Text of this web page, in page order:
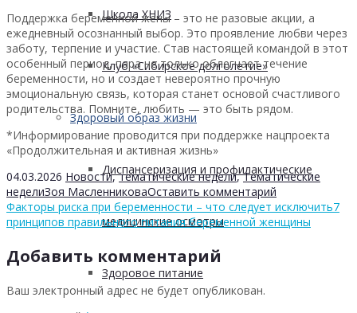
Школа ХНИЗ
Клуб «Сибирское долголетие»
Здоровый образ жизни
Диспансеризация и профилактические
медицинские осмотры
Здоровое питание
Поддержка беременной жены – это не разовые акции, а
ежедневный осознанный выбор. Это проявление любви через
заботу, терпение и участие. Став настоящей командой в этот
особенный период, пара не только облегчает течение
беременности, но и создает невероятно прочную
эмоциональную связь, которая станет основой счастливого
родительства. Помните, любить — это быть рядом.
*Информирование проводится при поддержке нацпроекта
«Продолжительная и активная жизнь»
04.03.2026 Новости,тематические недели,Тематические
неделиЗоя МасленниковаОставить комментарий
Факторы риска при беременности – что следует исключить7
принципов правильного питания беременной женщины
Добавить комментарий
Ваш электронный адрес не будет опубликован.